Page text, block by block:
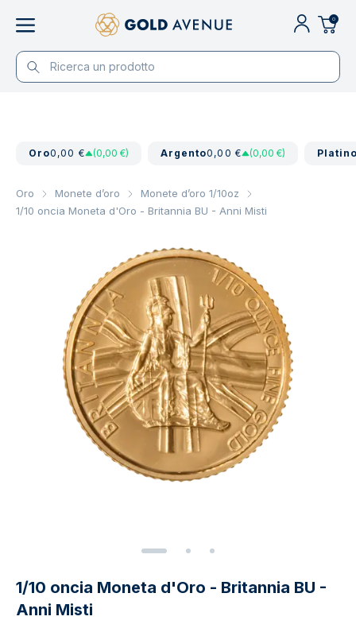
0
Oro0,00 € (0,00 €) Argento0,00 € (0,00 €)
Oro Monete d’oro
Monete d’oro 1/10oz
1/10 oncia Moneta d'Oro - Britannia BU - Anni Misti
1/10 oncia Moneta d'Oro - Britannia BU -
Anni Misti